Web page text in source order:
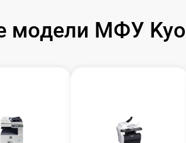
модели МФУ